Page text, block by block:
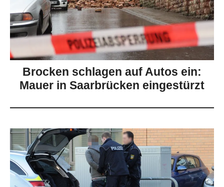
Brocken schlagen auf Autos ein:
Mauer in Saarbrücken eingestürzt